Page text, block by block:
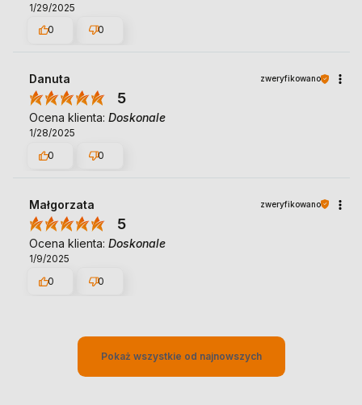
1/29/2025
0
0
Danuta zweryfikowano
5
Ocena klienta: Doskonale
1/28/2025
0
0
Małgorzata zweryfikowano
5
Ocena klienta: Doskonale
1/9/2025
0
0
Pokaż wszystkie od najnowszych